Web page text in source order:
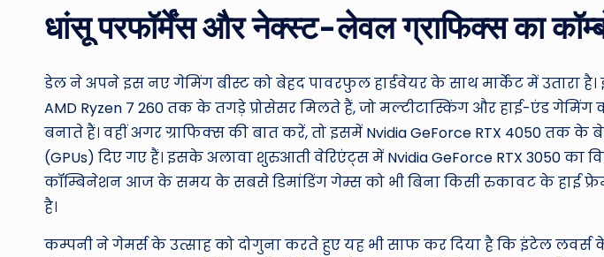
धांसू परफॉर्मेंस और नेक्स्ट-लेवल ग्राफिक्स का
डेल ने अपने इस नए गेमिंग बीस्ट को बेहद पावरफुल हार्डवेयर के साथ मार्केट में उतारा
AMD Ryzen 7 260 तक के तगड़े प्रोसेसर मिलते हैं, जो मल्टीटास्किंग और हाई-एंड
बनाते हैं। वहीं अगर ग्राफिक्स की बात करें, तो इसमें Nvidia GeForce RTX 4050 तक के
(GPUs) दिए गए हैं। इसके अलावा शुरुआती वेरिएंट्स में Nvidia GeForce RTX 3050 का
कॉम्बिनेशन आज के समय के सबसे डिमांडिंग गेम्स को भी बिना किसी रुकावट के हाई
है।
कम्पनी ने गेमर्स के उत्साह को दोगुना करते हुए यह भी साफ कर दिया है कि इंटेल लवर्स